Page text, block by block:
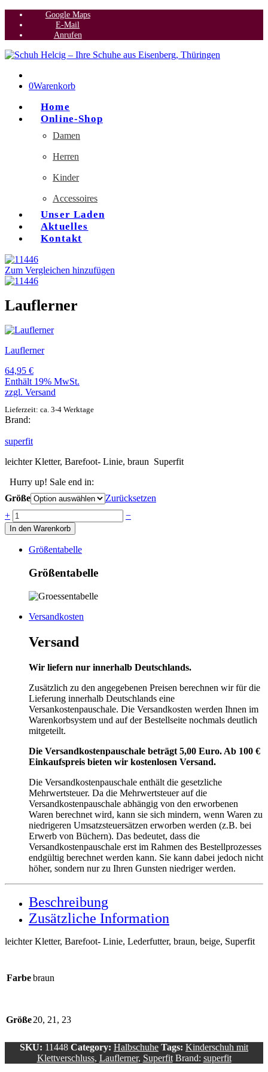
Google Maps
E-Mail
Anrufen
0Warenkorb
Home
Online-Shop
Damen
Herren
Kinder
Accessoires
Unser Laden
Aktuelles
Kontakt
Zum Vergleichen hinzufügen
Lauflerner
Lauflerner
64,95 €
Enthält 19% MwSt.
zzgl. Versand
Lieferzeit: ca. 3-4 Werktage
Brand:
superfit
leichter Kletter, Barefoot- Linie, braun Superfit
Hurry up! Sale end in:
Größe
Zurücksetzen
Anzahl
+ −
In den Warenkorb
Größentabelle
Größentabelle
Versandkosten
Versand
Wir liefern nur innerhalb Deutschlands.
Zusätzlich zu den angegebenen Preisen berechnen wir für die
Lieferung innerhalb Deutschlands eine
Versankostenpauschale. Die Versandkosten werden Ihnen im
Warenkorbsystem und auf der Bestellseite nochmals deutlich
mitgeteilt.
Die Versandkostenpauschale beträgt 5,00 Euro. Ab 100 €
Einkaufspreis bieten wir kostenlosen Versand.
Die Versandkostenpauschale enthält die gesetzliche
Mehrwertsteuer. Da die Mehrwertsteuer auf die
Versandkostenpauschale abhängig von den erworbenen
Waren berechnet wird, kann sie sich mindern, wenn Waren zu
niedrigeren Umsatzsteuersätzen erworben werden (z.B. bei
Erwerb von Büchern). Das bedeutet, dass die
Versandkostenpauschale erst im Rahmen des Bestellprozesses
endgültig berechnet werden kann. Sie kann dabei jedoch nicht
höher, sondern nur zu Ihren Gunsten niedriger werden.
Beschreibung
Zusätzliche Information
leichter Kletter, Barefoot- Linie, Lederfutter, braun, beige, Superfit
Farbebraun
Größe20, 21, 23
SKU: 11448 Category: Halbschuhe Tags: Kinderschuh mit
Klettverschluss, Lauflerner, Superfit Brand: superfit